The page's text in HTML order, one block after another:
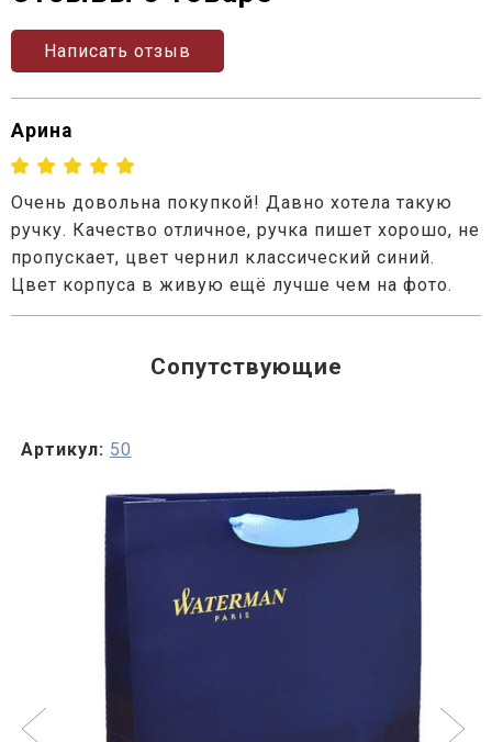
Написать отзыв
Арина
Очень довольна покупкой! Давно хотела такую
ручку. Качество отличное, ручка пишет хорошо, не
пропускает, цвет чернил классический синий.
Цвет корпуса в живую ещё лучше чем на фото.
Сопутствующие
Артикул: 50